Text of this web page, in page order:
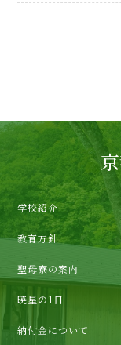
学校紹介
教育方針
聖母寮の案内
暁星の1日
納付金について